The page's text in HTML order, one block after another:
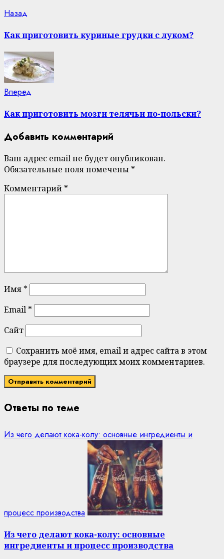
Continue
Reading
Назад
Как приготовить куриные грудки с луком?
Вперед
Как приготовить мозги телячьи по-польски?
Добавить комментарий
Ваш адрес email не будет опубликован.
Обязательные поля помечены *
Комментарий *
Имя *
Email *
Сайт
Сохранить моё имя, email и адрес сайта в этом
браузере для последующих моих комментариев.
Ответы по теме
Из чего делают кока-колу: основные ингредиенты и
процесс производства
Из чего делают кока-колу: основные
ингредиенты и процесс производства